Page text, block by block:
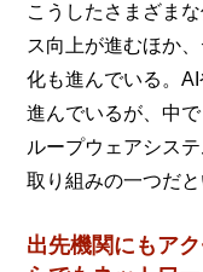
こうしたさまざま
ス向上が進むほか
化も進んでいる。
進んでいるが、中
ループウェアシス
取り組みの一つだと
出先機関にもア